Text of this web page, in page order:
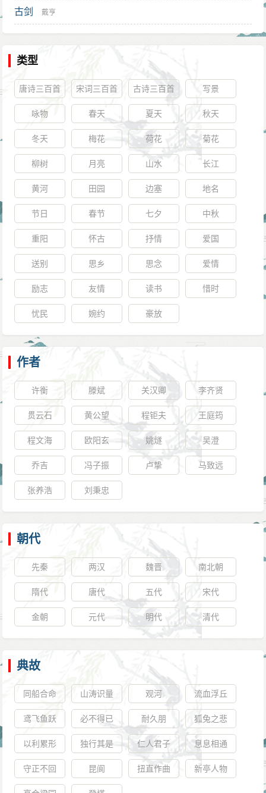
古剑 戴亨
类型
唐诗三百首 宋词三百首 古诗三百首 写景
咏物 春天 夏天 秋天
冬天 梅花 荷花 菊花
柳树 月亮 山水 长江
黄河 田园 边塞 地名
节日 春节 七夕 中秋
重阳 怀古 抒情 爱国
送别 思乡 思念 爱情
励志 友情 读书 惜时
忧民 婉约 豪放
作者
许衡 滕斌 关汉卿 李齐贤
贯云石 黄公望 程钜夫 王庭筠
程文海 欧阳玄 姚燧 吴澄
乔吉 冯子振 卢挚 马致远
张养浩 刘秉忠
朝代
先秦 两汉 魏晋 南北朝
隋代 唐代 五代 宋代
金朝 元代 明代 清代
典故
同船合命 山涛识量 观河 流血浮丘
鸢飞鱼跃 必不得已 耐久朋 狐兔之悲
以利累形 独行其是 仁人君子 息息相通
守正不回 昆阆 扭直作曲 新亭人物